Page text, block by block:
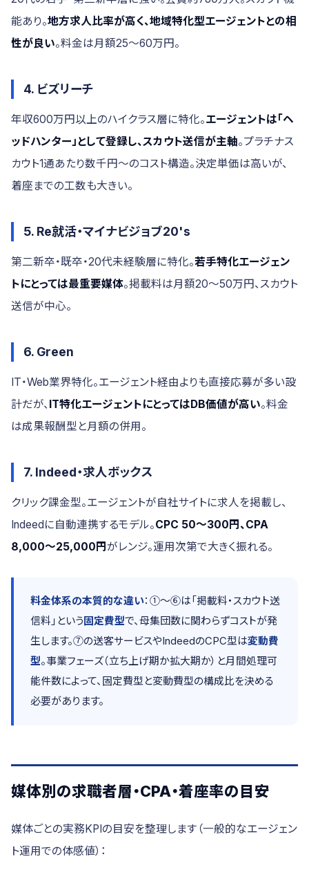
能あり。地方求人比率が高く、地域特化型エージェントとの相
性が良い。料金は月額25〜60万円。
4. ビズリーチ
年収600万円以上のハイクラス層に特化。エージェントは「ヘ
ッドハンター」として登録し、スカウト送信が主軸。プラチナス
カウト1通あたり数千円〜のコスト構造。決定単価は高いが、
着座までの工数も大きい。
5. Re就活・マイナビジョブ20's
第二新卒・既卒・20代未経験層に特化。若手特化エージェン
トにとっては最重要媒体。掲載料は月額20〜50万円、スカウト
送信が中心。
6. Green
IT・Web業界特化。エージェント経由よりも直接応募が多い設
計だが、 IT特化エージェントにとってはDB価値が高い。料金
は成果報酬型と月額の併用。
7. Indeed・求人ボックス
クリック課金型。エージェントが自社サイトに求人を掲載し、
Indeedに自動連携するモデル。CPC 50〜300円、CPA
8,000〜25,000円 がレンジ。運用次第で大きく振れる。
料金体系の本質的な違い：①〜⑥は「掲載料・スカウト送
信料」という 固定費型で、母集団数に関わらずコストが発
生します。⑦の送客サービスやIndeedのCPC型は変動費
型。事業フェーズ（立ち上げ期か拡大期か）と月間処理可
能件数によって、固定費型と変動費型の構成比を決める
必要があります。
媒体別の求職者層・CPA・着座率の目安
媒体ごとの実務KPIの目安を整理します（一般的なエージェン
ト運用での体感値）：